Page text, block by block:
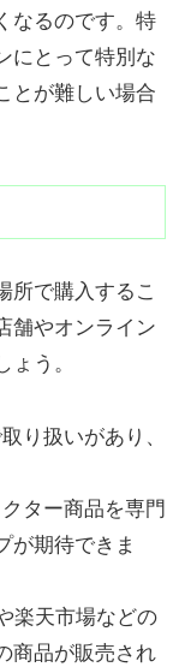
なるのです。特
にとって特別な
とが難しい場合
所で購入するこ
舗やオンライン
う。
り扱いがあり、
ター商品を専門
が期待できま
楽天市場などの
商品が販売され